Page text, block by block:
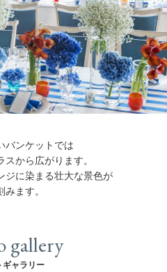
バンケットでは
から広がります。
ジに染まる壮大な景色が
ます。
gallery
ギャラリー